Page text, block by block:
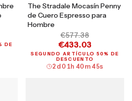
DE
The Stradale Mocasín Penny
de Cuero Espresso para
Hombre
€577.38
€433.03
SEGUNDO ARTÍCULO 50% DE
DESCUENTO
2 d 01h 40 m 44s